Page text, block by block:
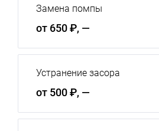
Замена помпы
от 650 ₽, —
Устранение засора
от 500 ₽, —